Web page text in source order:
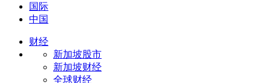
国际
中国
财经
新加坡股市
新加坡财经
全球财经